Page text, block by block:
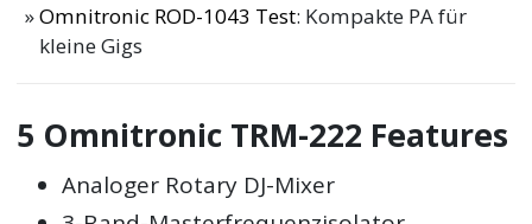
Omnitronic ROD-1043 Test: Kompakte PA für
kleine Gigs
5 Omnitronic TRM-222 Features
Analoger Rotary DJ-Mixer